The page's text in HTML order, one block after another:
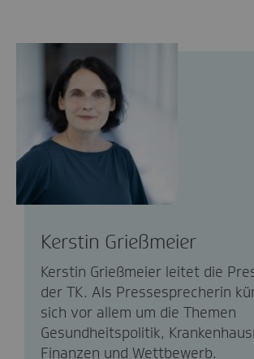
Kerstin Grießmeier
Kerstin Grießmeier leitet die
der TK. Als Pressesprecherin
sich vor allem um die Themen
Gesundheitspolitik,
Finanzen und Wettbewerb.